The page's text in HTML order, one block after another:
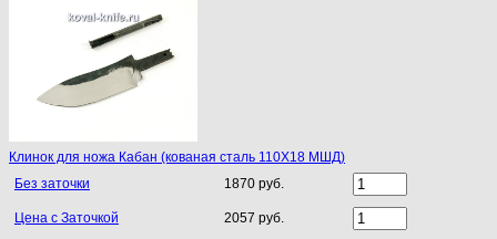
Клинок для ножа Кабан (кованая сталь 110Х18 МШД)
Без заточки
1870 руб.
Цена с Заточкой 2057 руб.